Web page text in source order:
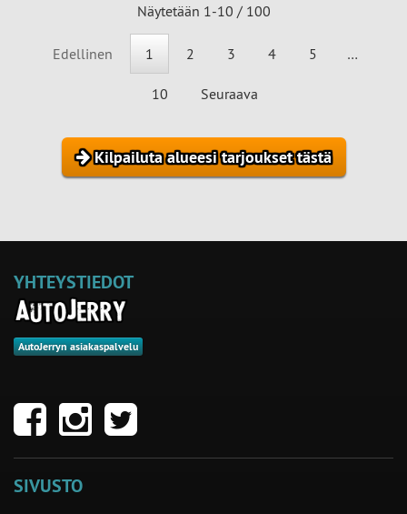
Näytetään 1-10 / 100
Edellinen 1 2 3 4 5 …
10 Seuraava
Kilpailuta alueesi tarjoukset tästä
YHTEYSTIEDOT
AutoJerryn asiakaspalvelu
SIVUSTO